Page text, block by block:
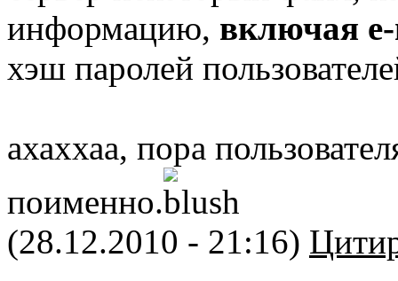
информацию, включая
хэш паролей
ахаххаа, пора
поименно.
(28.12.2010 - 21:16)